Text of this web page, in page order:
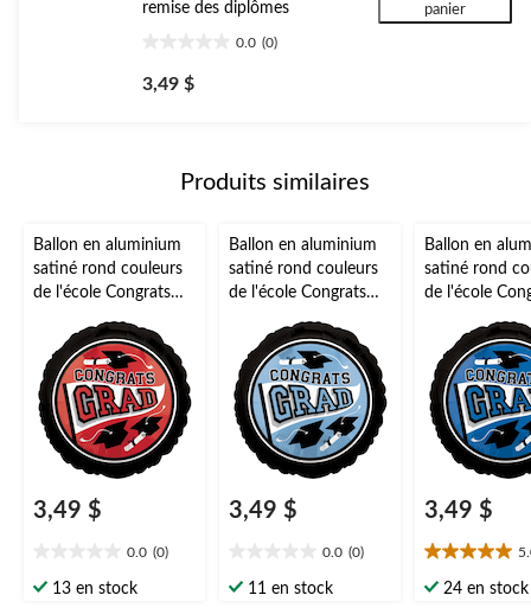
remise des diplômes
0.0 (0)
étoile(s)
sur
3,49 $
panier
Produits similaires
Ballon en aluminium
satiné rond couleurs
de l'école Congrats
gonflement à l'hélium
et ruban inclus, pour
remise des diplômes
3,49 $
0.0 (0)
étoile(s)
13 en stock
Ballon en aluminium
satiné rond couleurs
de l'école Congrats
po, gonflement à
l'hélium et ruban
inclus, pour remise
des diplômes
3,49 $
0.0 (0)
étoile(s)
11 en stock
Ballon en
satiné rond
de l'école
gonflement à
et ruban
remise des
3,49 $
5.0
étoile(s)
24 en stock